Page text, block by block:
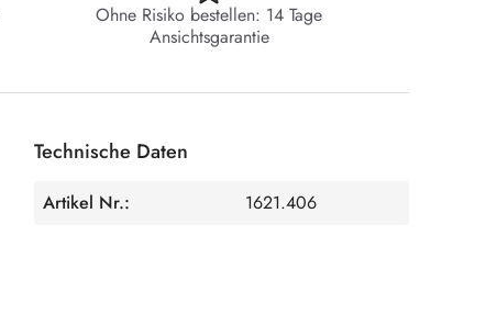
Ohne Risiko bestellen: 14 Tage
Ansichtsgarantie
Technische Daten
Artikel Nr.: 1621.406